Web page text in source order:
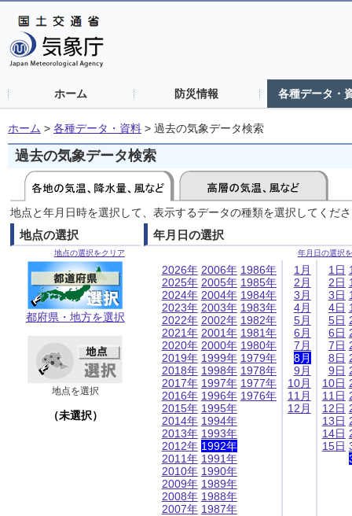
ホーム 防災情報 各種データ・
ホーム > 各種データ・資料 > 過去の気象データ検索
過去の気象データ検索
地点と年月日時を選択して、表示するデータの種類を選択してくだ
地点の選択
地点の選択をクリア
都府県・地方を選択
地点を選択
（未選択）
年月日の選択
年月日の選択
2026年
2025年
2024年
2023年
2022年
2021年
2020年
2019年
2018年
2017年
2016年
2015年
2014年
2013年
2012年
2011年
2010年
2009年
2008年
2007年
2006年
2005年
2004年
2003年
2002年
2001年
2000年
1999年
1998年
1997年
1996年
1995年
1994年
1993年
1992年
1991年
1990年
1989年
1988年
1987年
1986年
1985年
1984年
1983年
1982年
1981年
1980年
1979年
1978年
1977年
1976年
1月
2月
3月
4月
5月
6月
7月
8月
9月
10月
11月
12月
1日
2日
3日
4日
5日
6日
7日
8日
9日
10日
11日
12日
13日
14日
15日